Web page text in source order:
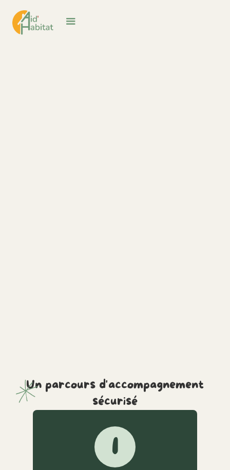
Un parcours d'accompagnement
sécurisé
1